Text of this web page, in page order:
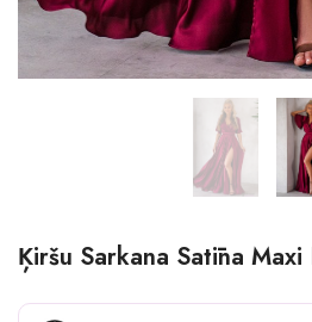
Ķiršu Sarkana Satīna Maxi